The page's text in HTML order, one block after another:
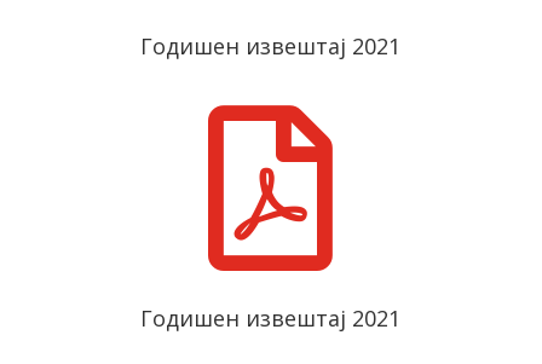
Годишен извештај 2021

Годишен извештај 2021